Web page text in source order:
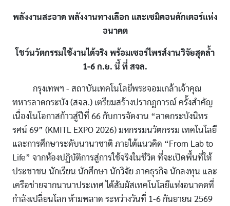
พลังงานสะอาด พลังงานทางเลือก และเซมิคอนดักเตอร์แห่ง
อนาคต
โชว์นวัตกรรมใช้งานได้จริง พร้อมเซอร์ไพรส์งานวิจัยสุดล้ำ
1-6 ก.ย. นี้ ที่ สจล.
กรุงเทพฯ - สถาบันเทคโนโลยีพระจอมเกล้าเจ้าคุณ
ทหารลาดกระบัง (สจล.) เตรียมสร้างปรากฏการณ์ ครั้งสำคัญ
เนื่องในโอกาสก้าวสู่ปีที่ 66 กับการจัดงาน “ลาดกระบังนิทร
รศน์ 69” (KMITL EXPO 2026) มหกรรมนวัตกรรม เทคโนโลยี
และการศึกษาระดับนานาชาติ ภายใต้แนวคิด “From Lab to
Life” จากห้องปฏิบัติการสู่การใช้จริงในชีวิต ที่จะเปิดพื้นที่ให้
ประชาชน นักเรียน นักศึกษา นักวิจัย ภาคธุรกิจ นักลงทุน และ
เครือข่ายจากนานาประเทศ ได้สัมผัสเทคโนโลยีแห่งอนาคตที่
กำลังเปลี่ยนโลก ห้ามพลาด ระหว่างวันที่ 1-6 กันยายน 2569